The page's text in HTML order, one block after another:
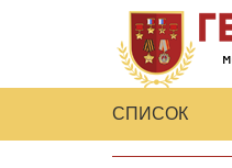
СПИСОК